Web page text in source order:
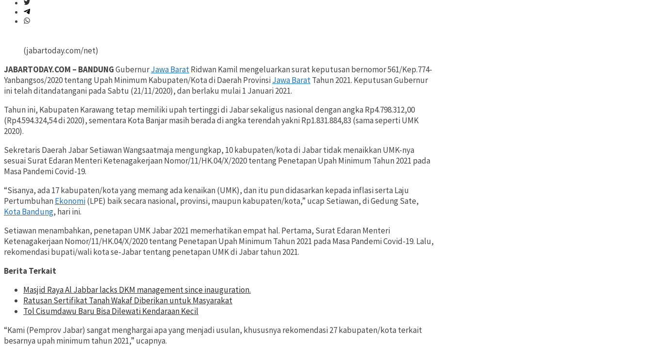
(jabartoday.com/net)
JABARTODAY.COM – BANDUNGGubernurJawa BaratRidwan Kamil mengeluarkan surat keputusan bernomor 561/Kep.774-
Yanbangsos/2020 tentang Upah Minimum Kabupaten/Kota di Daerah ProvinsiJawa BaratTahun 2021. Keputusan Gubernur
ini telah ditandatangani pada Sabtu (21/11/2020), dan berlaku mulai 1 Januari 2021.
Tahun ini, Kabupaten Karawang tetap memiliki upah tertinggi di Jabar sekaligus nasional dengan angka Rp4.798.312,00
(Rp4.594.324,54 di 2020), sementara Kota Banjar masih berada di angka terendah yakni Rp1.831.884,83 (sama seperti UMK
2020).
Sekretaris Daerah Jabar Setiawan Wangsaatmaja mengungkap, 10 kabupaten/kota di Jabar tidak menaikkan UMK-nya
sesuai Surat Edaran Menteri Ketenagakerjaan Nomor/11/HK.04/X/2020 tentang Penetapan Upah Minimum Tahun 2021 pada
Masa Pandemi Covid-19.
“Sisanya, ada 17 kabupaten/kota yang memang ada kenaikan (UMK), dan itu pun didasarkan kepada inflasi serta Laju
PertumbuhanEkonomi(LPE) baik secara nasional, provinsi, maupun kabupaten/kota,” ucap Setiawan, di Gedung Sate,
Kota Bandung, hari ini.
Setiawan menambahkan, penetapan UMK Jabar 2021 memerhatikan empat hal. Pertama, Surat Edaran Menteri
Ketenagakerjaan Nomor/11/HK.04/X/2020 tentang Penetapan Upah Minimum Tahun 2021 pada Masa Pandemi Covid-19. Lalu,
rekomendasi bupati/wali kota se-Jabar tentang penetapan UMK di Jabar tahun 2021.
Berita Terkait
Masjid Raya Al Jabbar lacks DKM management since inauguration.
Ratusan Sertifikat Tanah Wakaf Diberikan untuk Masyarakat
Tol Cisumdawu Baru Bisa Dilewati Kendaraan Kecil
“Kami (Pemprov Jabar) sangat menghargai apa yang menjadi usulan, khususnya rekomendasi 27 kabupaten/kota terkait
besarnya upah minimum tahun 2021,” ucapnya.